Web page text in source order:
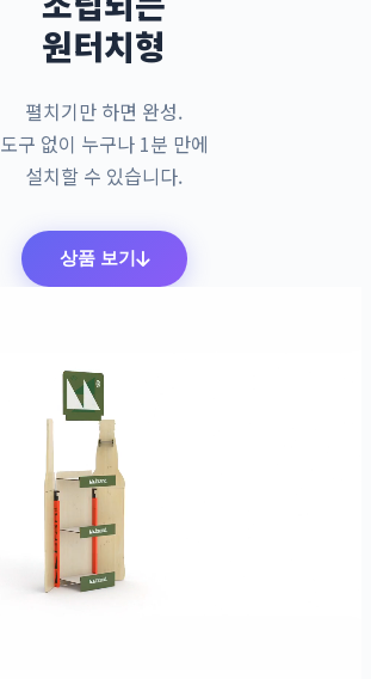
원터치형
펼치기만 하면 완성.
도구 없이 누구나 1분 만에
설치할 수 있습니다.
상품 보기